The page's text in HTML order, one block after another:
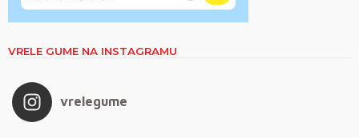
VRELE GUME NA INSTAGRAMU
vrelegume